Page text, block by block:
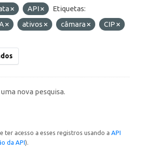
API
Etiquetas:
ativos câmara
CIP
nova pesquisa.
ter acesso a esses registros usando a API
da API).